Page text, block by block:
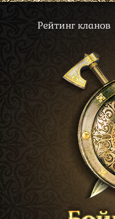
Рейтинг кланов